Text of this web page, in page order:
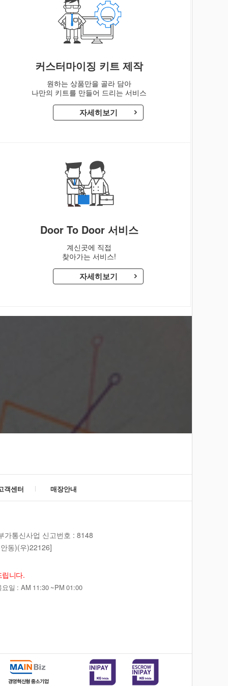
커스터마이징 키트 제작
원하는 상품만을 골라 담아
나만의 키트를 만들어 드리는 서비스
자세히보기
Door To Door 서비스
계신곳에 직접
찾아가는 서비스!
자세히보기
객센터 매장안내
가통신사업 신고번호 : 8148
동)(우)22126]
니다.
일 : AM 11:30 ~PM 01:00